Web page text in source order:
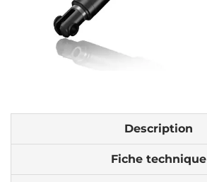
Description
Fiche technique